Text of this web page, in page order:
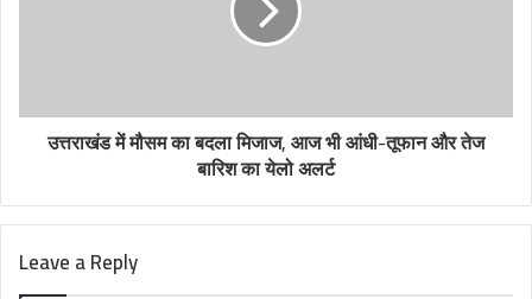
उत्तराखंड में मौसम का बदला मिजाज, आज भी आंधी-तूफान और तेज
बारिश का येलो अलर्ट
Leave a Reply